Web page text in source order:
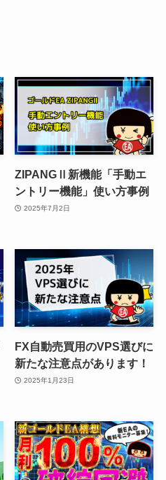
ZIPANGⅡ新機能「手動エ
ントリー機能」使い方事例
2025年7月2日
FX自動売買用のVPS選びに
新たな注意点があります！
2025年1月23日